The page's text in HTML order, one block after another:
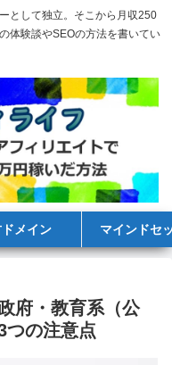
として独立。そこから月収250
体験談やSEOの方法を書いてい
メイン マインドセ
府・教育系（公
つの注意点